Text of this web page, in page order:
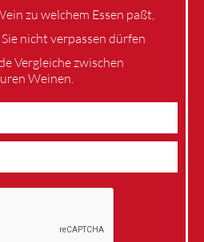
zu welchem Essen paßt,
nicht verpassen dürfen
Vergleiche zwischen
Weinen.